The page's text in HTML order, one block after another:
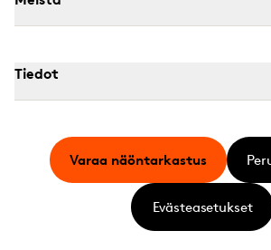
Tiedot
Varaa näöntarkastus
Evästeasetukset